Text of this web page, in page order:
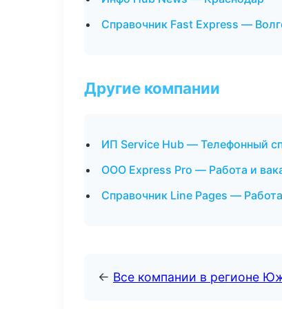
Справочник Fast Express —
Другие компании
ИП Service Hub — Телефонный
ООО Express Pro — Работа и
Справочник Line Pages —
← Все компании в регионе